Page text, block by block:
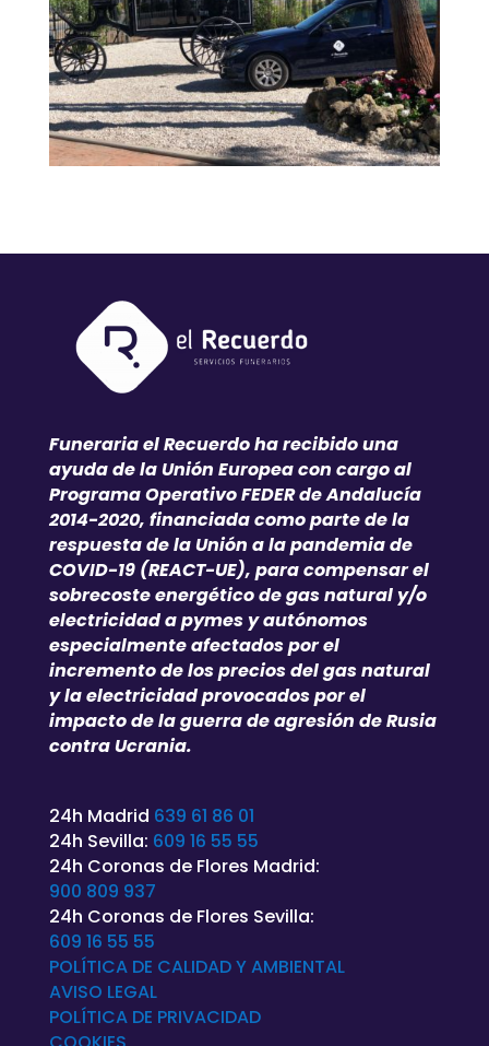
Funeraria el Recuerdo ha recibido una
ayuda de la Unión Europea con cargo al
Programa Operativo FEDER de Andalucía
2014-2020, financiada como parte de la
respuesta de la Unión a la pandemia de
COVID-19 (REACT-UE), para compensar el
sobrecoste energético de gas natural y/o
electricidad a pymes y autónomos
especialmente afectados por el
incremento de los precios del gas natural
y la electricidad provocados por el
impacto de la guerra de agresión de Rusia
contra Ucrania.
24h Madrid 639 61 86 01
24h Sevilla: 609 16 55 55
24h Coronas de Flores Madrid:
900 809 937
24h Coronas de Flores Sevilla:
609 16 55 55
POLÍTICA DE CALIDAD Y AMBIENTAL
AVISO LEGAL
POLÍTICA DE PRIVACIDAD